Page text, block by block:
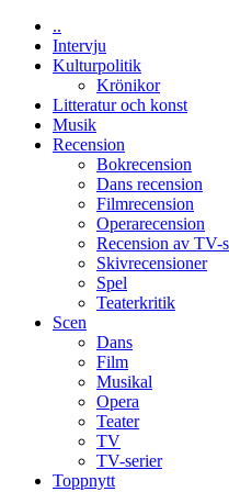
..
Intervju
Kulturpolitik
Krönikor
Litteratur och konst
Musik
Recension
Bokrecension
Dans recension
Filmrecension
Operarecension
Recension av TV-
Skivrecensioner
Spel
Teaterkritik
Scen
Dans
Film
Musikal
Opera
Teater
TV
TV-serier
Toppnytt